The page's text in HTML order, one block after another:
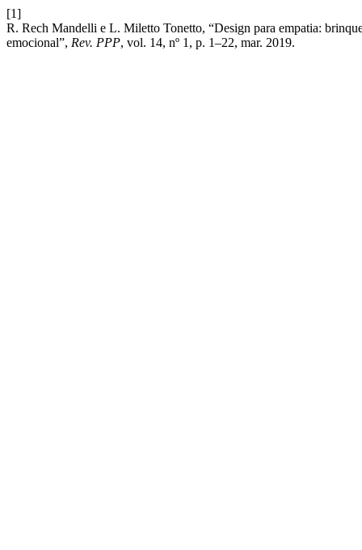
[1]
R. Rech Mandelli e L. Miletto Tonetto, “Design para empatia:
emocional”, Rev. PPP, vol. 14, nº 1, p. 1–22, mar. 2019.